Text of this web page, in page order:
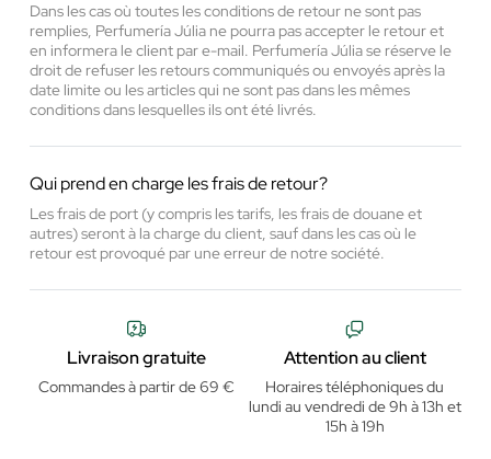
Dans les cas où toutes les conditions de retour ne sont pas
remplies, Perfumería Júlia ne pourra pas accepter le retour et
en informera le client par e-mail. Perfumería Júlia se réserve le
droit de refuser les retours communiqués ou envoyés après la
date limite ou les articles qui ne sont pas dans les mêmes
conditions dans lesquelles ils ont été livrés.
Qui prend en charge les frais de retour?
Les frais de port (y compris les tarifs, les frais de douane et
autres) seront à la charge du client, sauf dans les cas où le
retour est provoqué par une erreur de notre société.
Livraison gratuite
Commandes à partir de 69 €
Attention au client
Horaires téléphoniques du
lundi au vendredi de 9h à 13h et
15h à 19h